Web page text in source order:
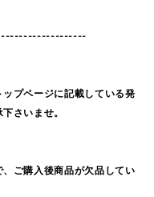
プページに記載している発
さいませ。
ご購入後商品が欠品してい